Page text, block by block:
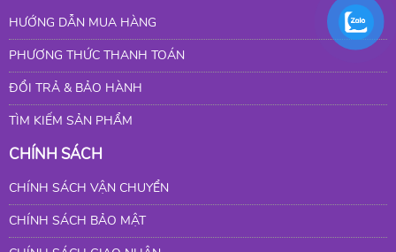
HƯỚNG DẪN MUA HÀNG
PHƯƠNG THỨC THANH TOÁN
ĐỔI TRẢ & BẢO HÀNH
TÌM KIẾM SẢN PHẨM
CHÍNH SÁCH
CHÍNH SÁCH VẬN CHUYỂN
CHÍNH SÁCH BẢO MẬT